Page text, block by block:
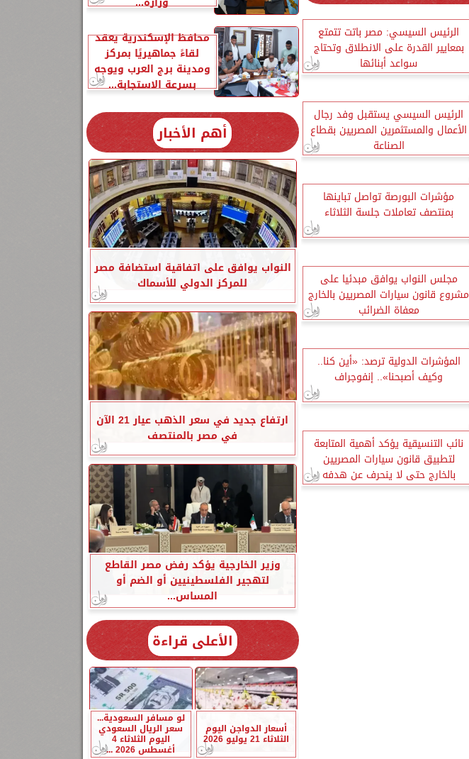
الرئيس السيسي: مصر باتت تتمتع
بمعايير القدرة على الانطلاق وتحتاج
سواعد أبنائها
الرئيس السيسي يستقبل وفد رجال
الأعمال والمستثمرين المصريين بقطاع
الصناعة
مؤشرات البورصة تواصل تباينها
بمنتصف تعاملات جلسة الثلاثاء
مجلس النواب يوافق مبدئيا على
مشروع قانون سيارات المصريين بالخارج
معفاة الضرائب
المؤشرات الدولية ترصد: «أين كنا..
وكيف أصبحنا».. إنفوجراف
نائب التنسيقية يؤكد أهمية المتابعة
لتطبيق قانون سيارات المصريين
بالخارج حتى لا ينحرف عن هدفه
محافظ الإسكندرية يعقد
لقاءً جماهيريًا بمركز
ومدينة برج العرب ويوجه
بسرعة الاستجابة...
أهم الأخبار
النواب يوافق على اتفاقية استضافة مصر
للمركز الدولي للأسماك
ارتفاع جديد في سعر الذهب عيار 21 الآن
في مصر بالمنتصف
وزير الخارجية يؤكد رفض مصر القاطع
لتهجير الفلسطينيين أو الضم أو
المساس...
الأعلى قراءة
أسعار الدواجن اليوم
الثلاثاء 21 يوليو 2026
لو مسافر السعودية...
سعر الريال السعودي
اليوم الثلاثاء 4
أغسطس 2026 ...